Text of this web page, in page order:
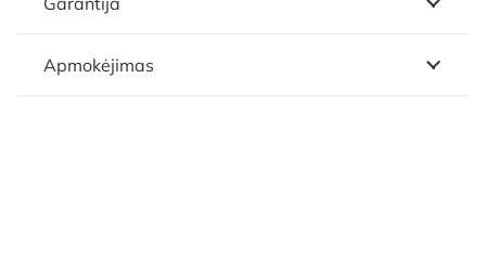
Apmokėjimas